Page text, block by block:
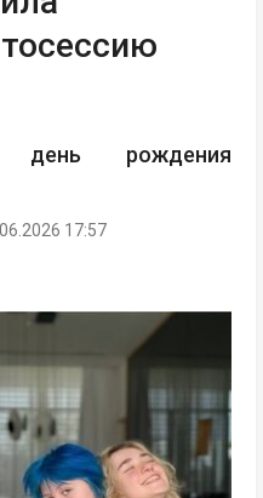
день рождения
17:57